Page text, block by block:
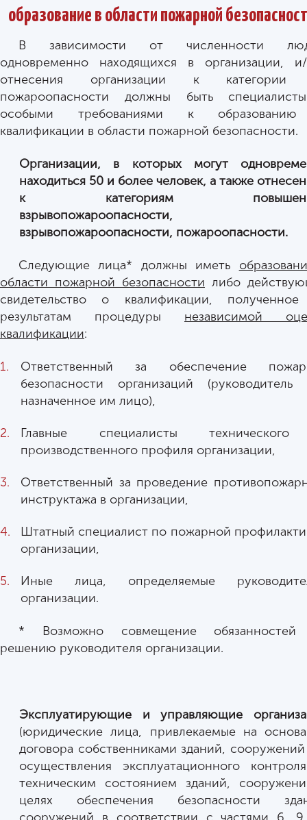
образование в области пожарной
В зависимости от численности
одновременно находящихся в организации,
отнесения организации к
пожароопасности должны быть
особыми требованиями к
квалификации в области пожарной безопасности.
Организации, в которых могут
находиться 50 и более человек, а также
к категориям
взрывопожароопасности,
взрывопожароопасности, пожароопасности.
Следующие лица* должны иметь
области пожарной безопасности либо
свидетельство о квалификации,
результатам процедуры независимой
квалификации:
Ответственный за обеспечение
безопасности организаций (руководитель
назначенное им лицо),
Главные специалисты
производственного профиля организации,
Ответственный за проведение
инструктажа в организации,
Штатный специалист по пожарной
организации,
Иные лица, определяемые
организации.
* Возможно совмещение
решению руководителя организации.
Эксплуатирующие и управляющие
(юридические лица, привлекаемые на
договора собственниками зданий, сооружений
осуществления эксплуатационного
техническим состоянием зданий,
целях обеспечения безопасности